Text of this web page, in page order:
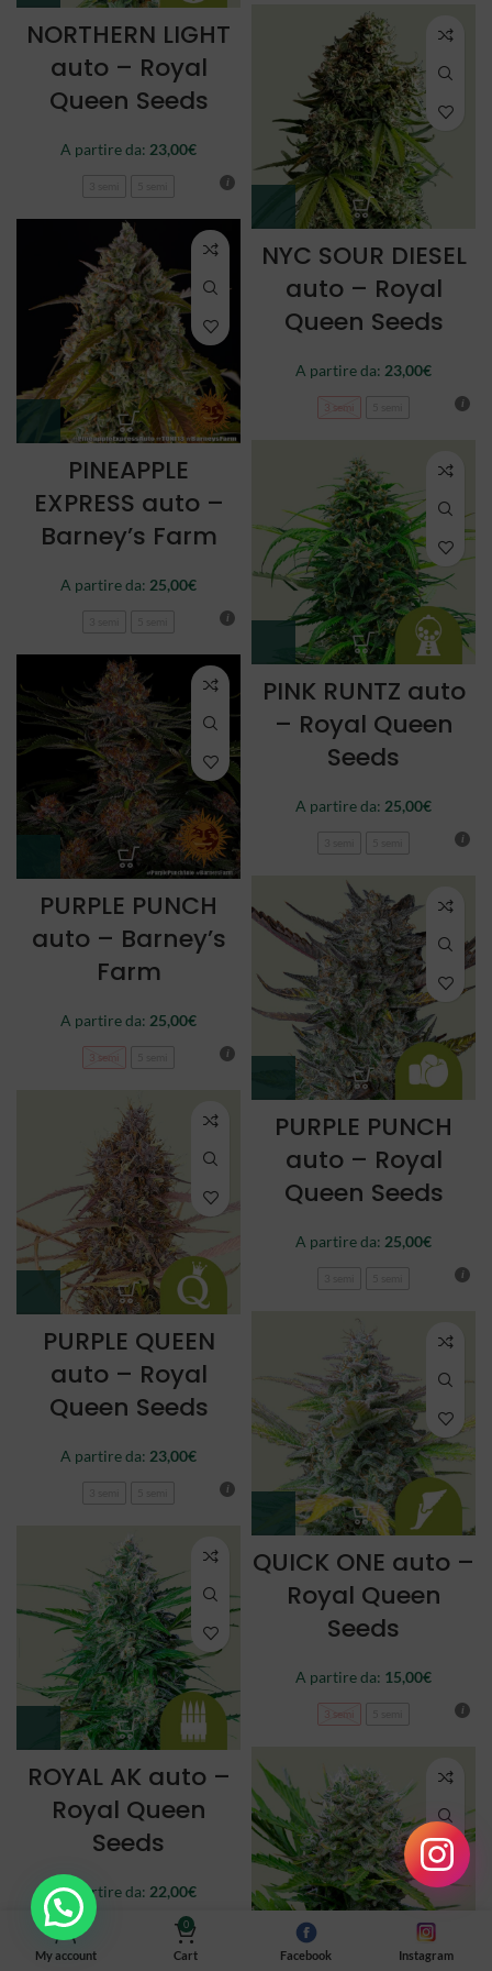
NORTHERN LIGHT
auto – Royal
Queen Seeds
A partire da: 23,00€
NYC SOUR DIESEL
auto – Royal
Queen Seeds
A partire da: 23,00€
3 semi
PINEAPPLE
EXPRESS auto –
Barney’s Farm
A partire da: 25,00€
PINK RUNTZ auto
– Royal Queen
Seeds
A partire da: 25,00€
PURPLE PUNCH
auto – Barney’s
Farm
A partire da: 25,00€
3 semi
PURPLE PUNCH
auto – Royal
Queen Seeds
A partire da: 25,00€
PURPLE QUEEN
auto – Royal
Queen Seeds
A partire da: 23,00€
QUICK ONE auto –
Royal Queen
Seeds
A partire da: 15,00€
3 semi
ROYAL AK auto –
Royal Queen
Seeds
A partire da: 22,00€
3 semi
My account
0
Cart Facebook Instagram